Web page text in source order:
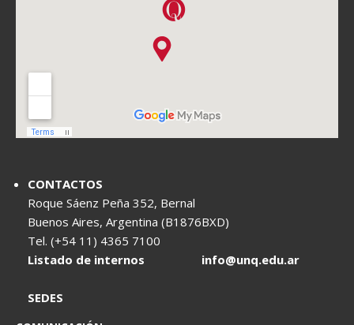
CONTACTOS
Roque Sáenz Peña 352, Bernal
Buenos Aires, Argentina (B1876BXD)
Tel. (+54 11) 4365 7100
Listado de internos
info@unq.edu.ar
SEDES